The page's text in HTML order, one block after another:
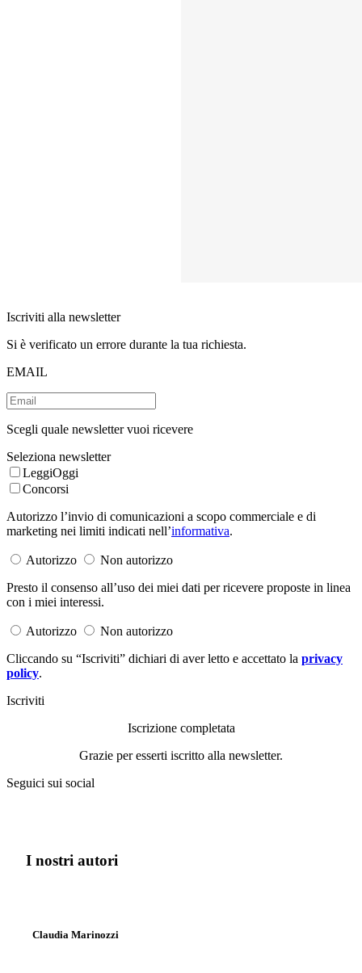
Iscriviti alla newsletter
Si è verificato un errore durante la tua richiesta.
EMAIL
Scegli quale newsletter vuoi ricevere
Seleziona newsletter
LeggiOggi
Concorsi
Autorizzo l’invio di comunicazioni a scopo commerciale e di
marketing nei limiti indicati nell’informativa.
Autorizzo
Non autorizzo
Presto il consenso all’uso dei miei dati per ricevere proposte in linea
con i miei interessi.
Autorizzo
Non autorizzo
Cliccando su “Iscriviti” dichiari di aver letto e accettato la privacy
policy.
Iscriviti
Iscrizione completata
Grazie per esserti iscritto alla newsletter.
Seguici sui social
I nostri autori
Claudia Marinozzi